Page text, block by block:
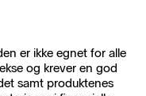
er ikke egnet for alle
og krever en god
samt produktenes